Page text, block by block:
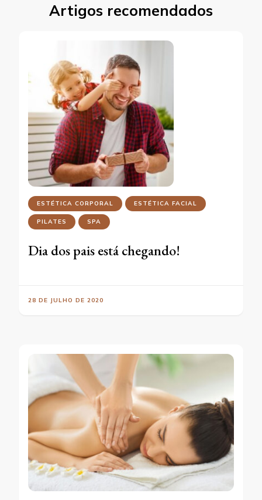
Artigos recomendados
ESTÉTICA CORPORAL ESTÉTICA FACIAL
PILATES SPA
Dia dos pais está chegando!
28 DE JULHO DE 2020